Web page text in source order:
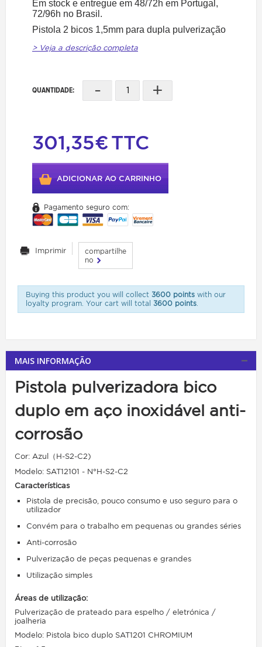
Em stock e entregue em 48/72h em Portugal,
72/96h no Brasil.
Pistola 2 bicos 1,5mm para dupla pulverização
> Veja a descrição completa
QUANTIDADE: - +
301,35€TTC
ADICIONAR AO CARRINHO
Pagamento seguro com:
Imprimir
compartilhe
no
Buying this product you will collect 3600 pointswith our
loyalty program. Your cart will total 3600 points.
MAIS INFORMAÇÃO
Pistola pulverizadora bico
duplo em aço inoxidável anti-
corrosão
Cor: Azul （ H-S2-C2)
Modelo: SAT12101 - N°H-S2-C2
Características
Pistola de precisão, pouco consumo e uso seguro para o
utilizador
Convém para o trabalho em pequenas ou grandes séries
Anti-corrosão
Pulverização de peças pequenas e grandes
Utilização simples
Áreas de utilização:
Pulverização de prateado para espelho / eletrónica /
joalheria
Modelo: Pistola bico duplo SAT1201 CHROMIUM